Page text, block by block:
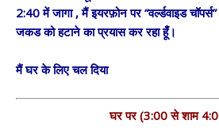
2:40 में जागा , मैं इयरफ़ोन पर “वर्ल्डवाइड
जकड को हटाने का प्रयास कर रहा हूँ।
मैं घर के लिए चल दिया
घर पर (3:00 से शाम